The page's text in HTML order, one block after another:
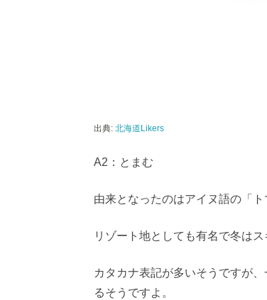
出典: 北海道Likers
A2：とまむ
由来となったのはアイヌ語の「
リゾート地としても有名で冬は
カタカナ表記が多いそうですが
るそうですよ。